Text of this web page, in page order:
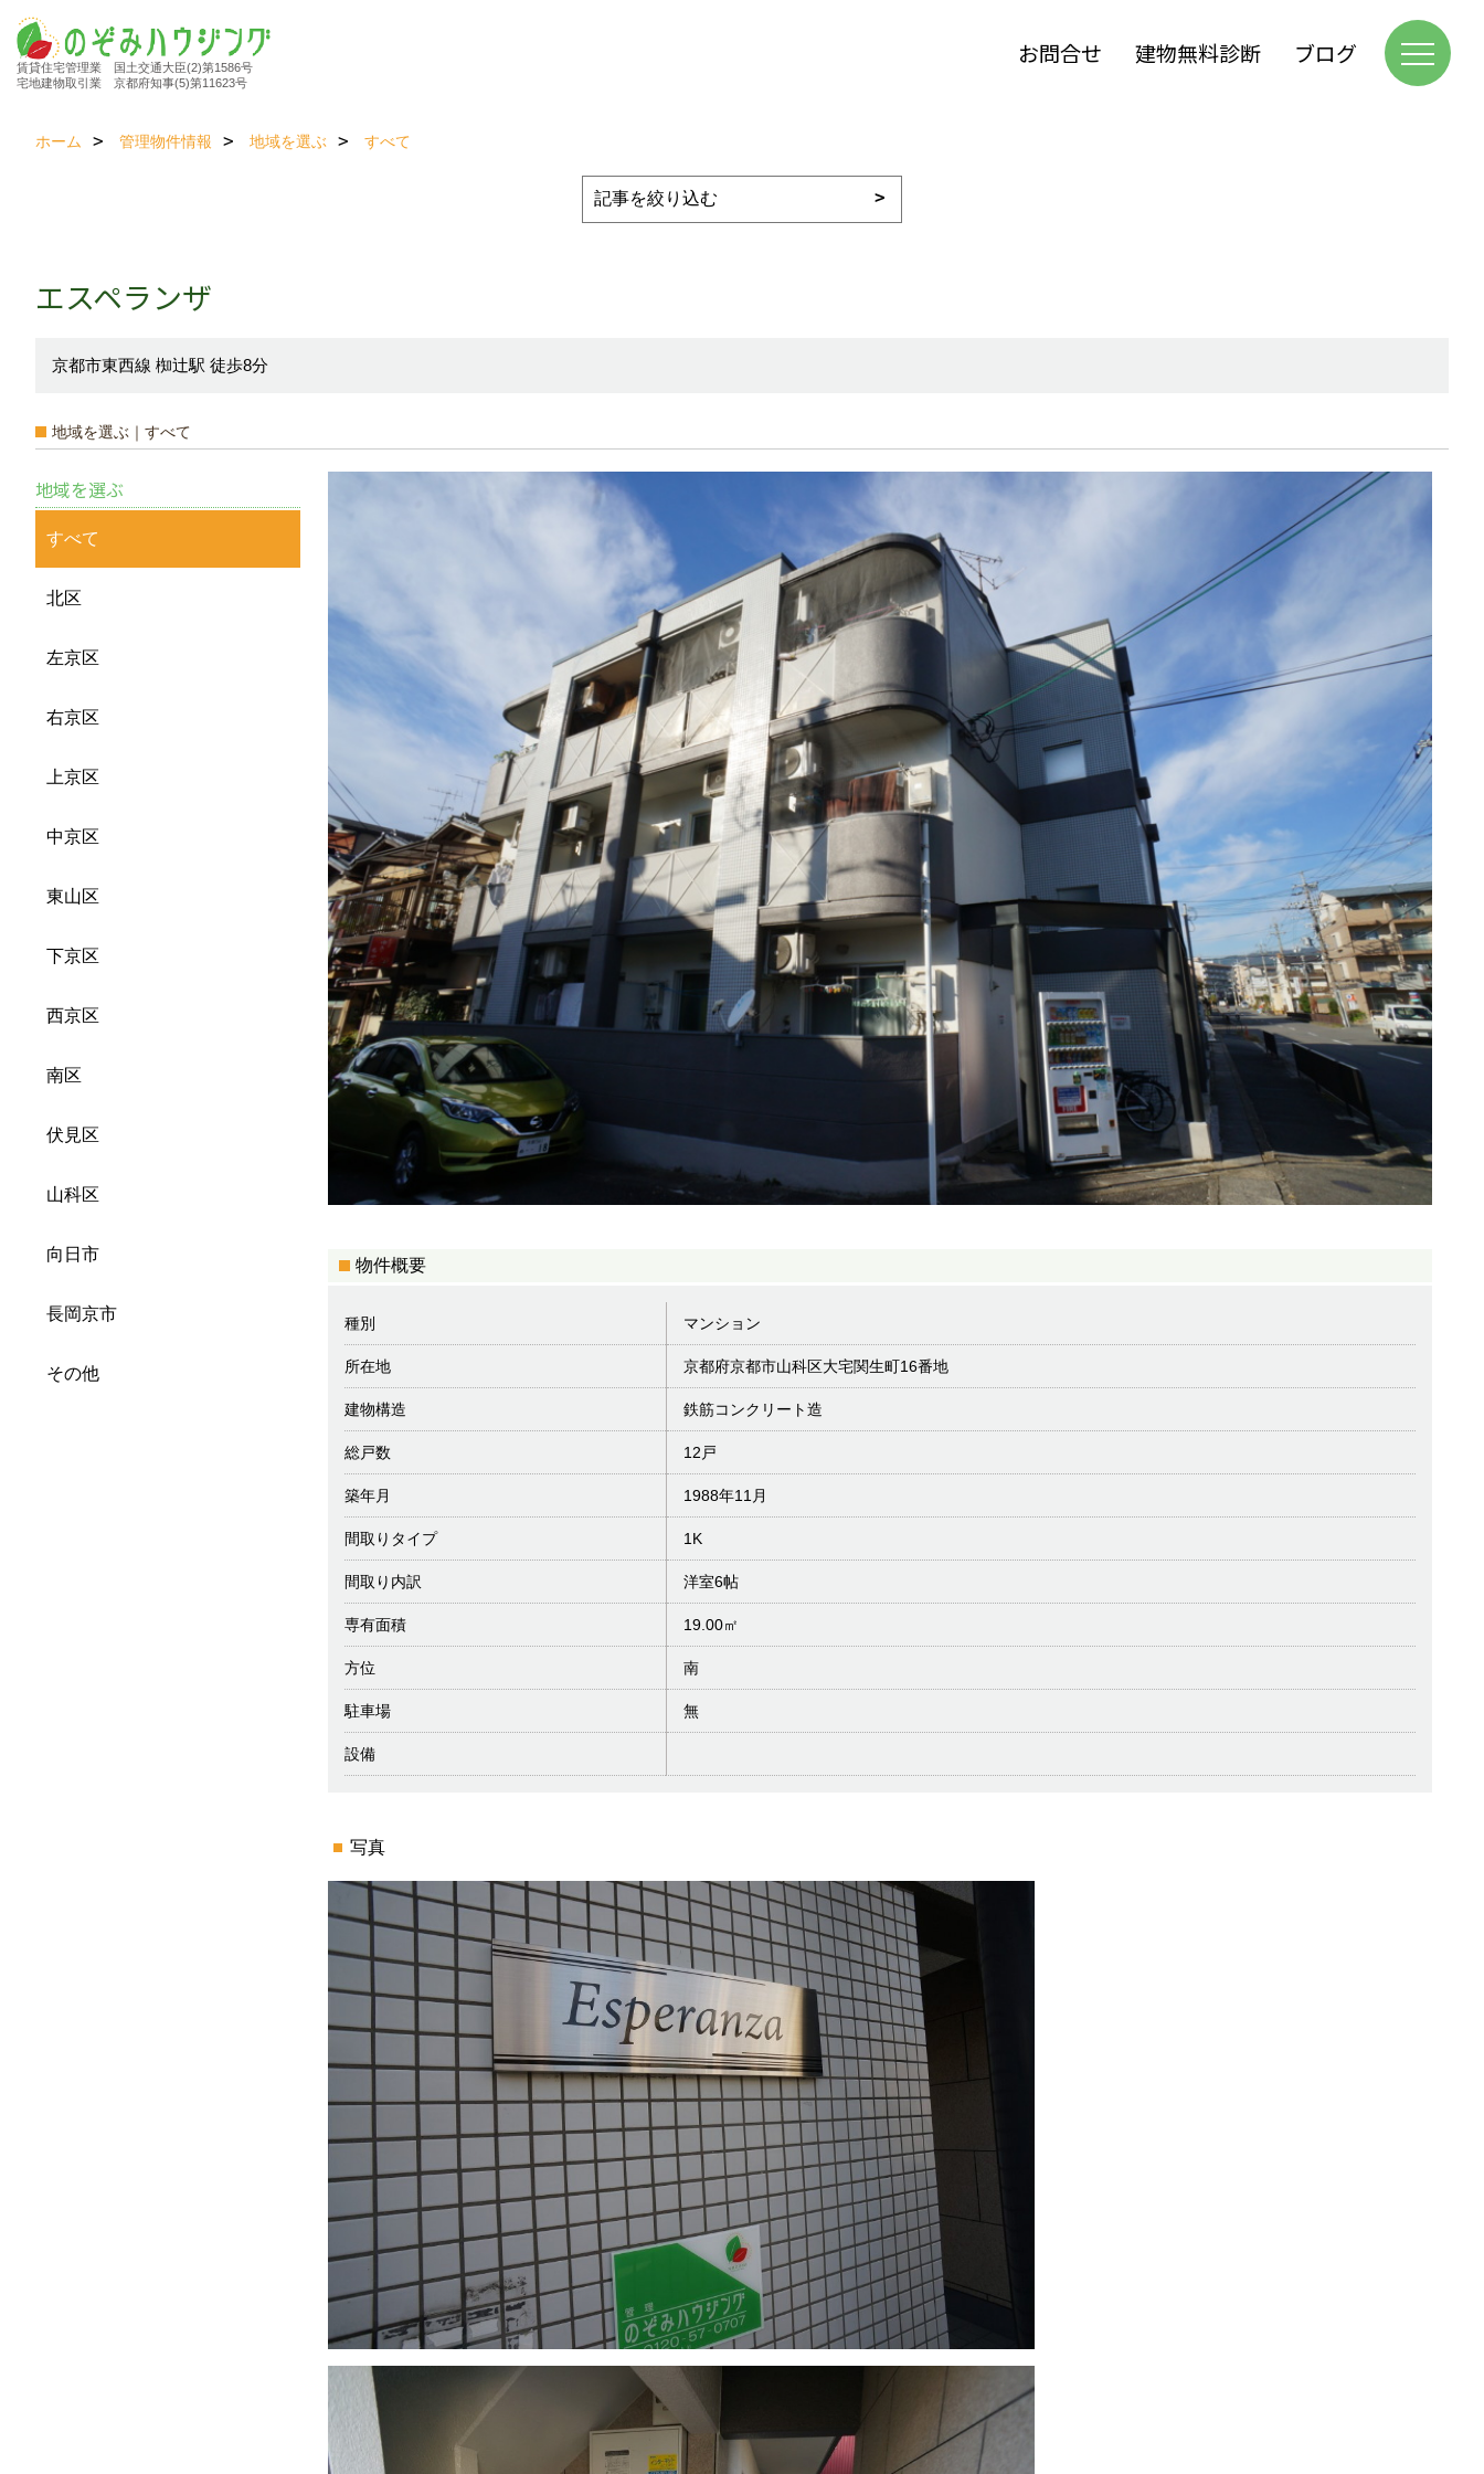
賃貸住宅管理業 国土交通大臣(2)第1586号
宅地建物取引業 京都府知事(5)第11623号
お問合せ 建物無料診断 ブログ
ホーム 管理物件情報 地域を選ぶ すべて
エスペランザ
京都市東西線 椥辻駅 徒歩8分
地域を選ぶ｜すべて
物件概要
種別 マンション
所在地 京都府京都市山科区大宅関生町16番地
建物構造 鉄筋コンクリート造
総戸数 12戸
築年月 1988年11月
間取りタイプ 1K
間取り内訳 洋室6帖
専有面積 19.00㎡
方位 南
駐車場 無
設備
写真
地域を選ぶ
すべて
北区
左京区
右京区
上京区
中京区
東山区
下京区
西京区
南区
伏見区
山科区
向日市
長岡京市
その他